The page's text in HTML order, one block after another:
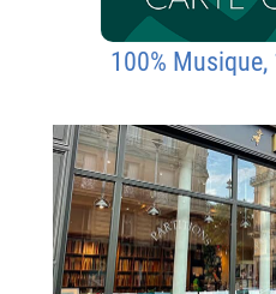
100% Musique,